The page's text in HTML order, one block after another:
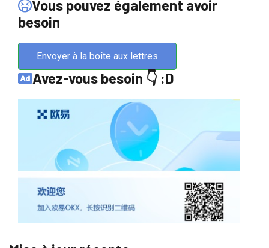
Vous pouvez également avoir
besoin
Envoyer à la boîte aux lettres
Avez-vous besoin 👇 :D